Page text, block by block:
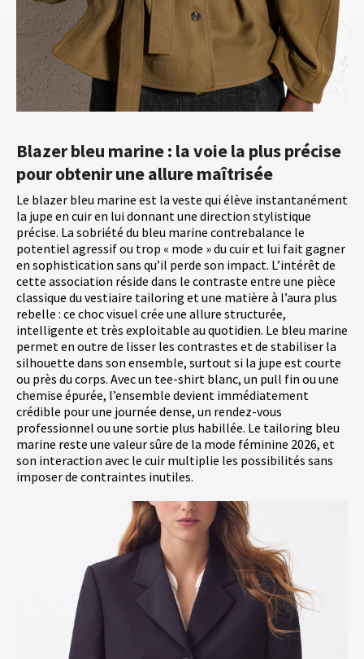
Blazer bleu marine : la voie la plus précise
pour obtenir une allure maîtrisée
Le blazer bleu marine est la veste qui élève instantanément
la jupe en cuir en lui donnant une direction stylistique
précise. La sobriété du bleu marine contrebalance le
potentiel agressif ou trop « mode » du cuir et lui fait gagner
en sophistication sans qu’il perde son impact. L’intérêt de
cette association réside dans le contraste entre une pièce
classique du vestiaire tailoring et une matière à l’aura plus
rebelle : ce choc visuel crée une allure structurée,
intelligente et très exploitable au quotidien. Le bleu marine
permet en outre de lisser les contrastes et de stabiliser la
silhouette dans son ensemble, surtout si la jupe est courte
ou près du corps. Avec un tee-shirt blanc, un pull fin ou une
chemise épurée, l’ensemble devient immédiatement
crédible pour une journée dense, un rendez-vous
professionnel ou une sortie plus habillée. Le tailoring bleu
marine reste une valeur sûre de la mode féminine 2026, et
son interaction avec le cuir multiplie les possibilités sans
imposer de contraintes inutiles.